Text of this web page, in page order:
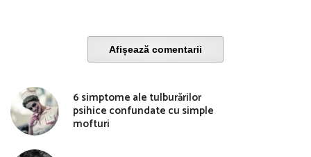
Afișează comentarii
6 simptome ale tulburărilor
psihice confundate cu simple
mofturi